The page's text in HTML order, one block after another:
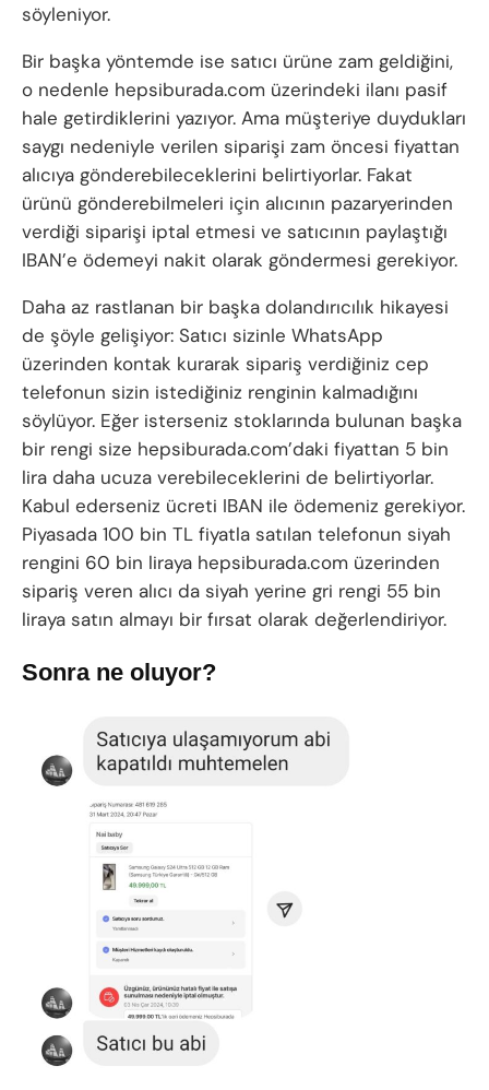
söyleniyor.
Bir başka yöntemde ise satıcı ürüne zam geldiğini,
o nedenle hepsiburada.com üzerindeki ilanı pasif
hale getirdiklerini yazıyor. Ama müşteriye duydukları
saygı nedeniyle verilen siparişi zam öncesi fiyattan
alıcıya gönderebileceklerini belirtiyorlar. Fakat
ürünü gönderebilmeleri için alıcının pazaryerinden
verdiği siparişi iptal etmesi ve satıcının paylaştığı
IBAN’e ödemeyi nakit olarak göndermesi gerekiyor.
Daha az rastlanan bir başka dolandırıcılık hikayesi
de şöyle gelişiyor: Satıcı sizinle WhatsApp
üzerinden kontak kurarak sipariş verdiğiniz cep
telefonun sizin istediğiniz renginin kalmadığını
söylüyor. Eğer isterseniz stoklarında bulunan başka
bir rengi size hepsiburada.com’daki fiyattan 5 bin
lira daha ucuza verebileceklerini de belirtiyorlar.
Kabul ederseniz ücreti IBAN ile ödemeniz gerekiyor.
Piyasada 100 bin TL fiyatla satılan telefonun siyah
rengini 60 bin liraya hepsiburada.com üzerinden
sipariş veren alıcı da siyah yerine gri rengi 55 bin
liraya satın almayı bir fırsat olarak değerlendiriyor.
Sonra ne oluyor?